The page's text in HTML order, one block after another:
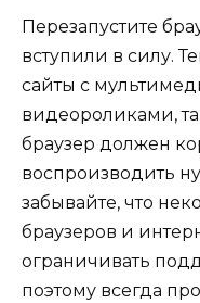
Перезапустите
вступили в силу.
сайты с
видеороликами,
браузер должен
воспроизводить
забывайте, что
браузеров и
ограничивать
поэтому всегда